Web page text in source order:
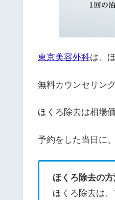
東京美容外科は、
無料カウンセリン
ほくろ除去は相場
予約をした当日に
ほくろ除去の方
ほくろ除去は